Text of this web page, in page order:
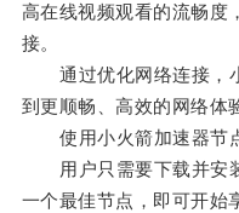
高在线视频观看的流畅度
接。
通过优化网络连接，小
到更顺畅、高效的网络体
使用小火箭加速器节点
用户只需要下载并安装
一个最佳节点，即可开始